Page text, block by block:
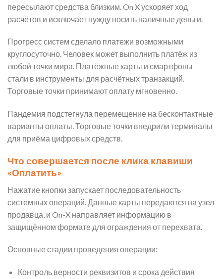
пересылают средства близким. On X ускоряет ход
расчётов и исключает нужду носить наличные деньги.
Прогресс систем сделало платежи возможными
круглосуточно. Человек может выполнить платёж из
любой точки мира. Платёжные карты и смартфоны
стали в инструменты для расчётных транзакций.
Торговые точки принимают оплату мгновенно.
Пандемия подстегнула перемещение на бесконтактные
варианты оплаты. Торговые точки внедрили терминалы
для приёма цифровых средств.
Что совершается после клика клавиши
«Оплатить»
Нажатие кнопки запускает последовательность
системных операций. Данные карты передаются на узел
продавца, и On-X направляет информацию в
защищённом формате для ограждения от перехвата.
Основные стадии проведения операции:
Контроль верности реквизитов и срока действия